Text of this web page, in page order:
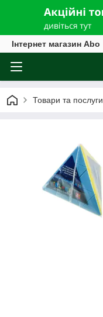
Інтернет магазин Abo
Товари та послуги